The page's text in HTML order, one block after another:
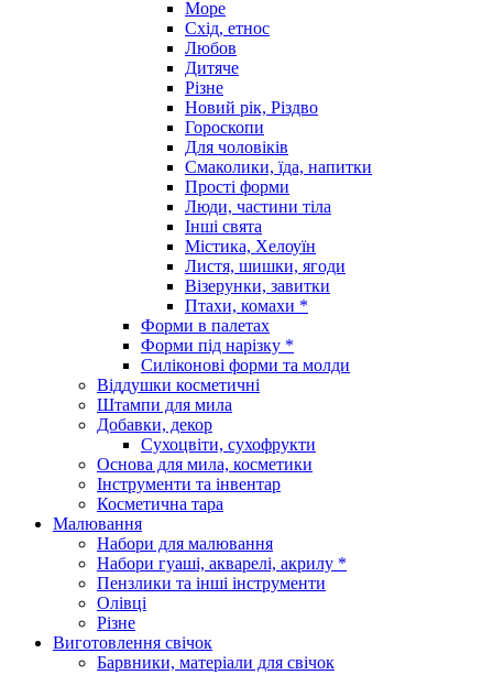
Море
Схід, етнос
Любов
Дитяче
Різне
Новий рік, Різдво
Гороскопи
Для чоловіків
Смаколики, їда, напитки
Прості форми
Люди, частини тіла
Інші свята
Містика, Хелоуїн
Листя, шишки, ягоди
Візерунки, завитки
Птахи, комахи *
Форми в палетах
Форми під нарізку *
Силіконові форми та молди
Віддушки косметичні
Штампи для мила
Добавки, декор
Сухоцвіти, сухофрукти
Основа для мила, косметики
Інструменти та інвентар
Косметична тара
Малювання
Набори для малювання
Набори гуаші, акварелі, акрилу *
Пензлики та інші інструменти
Олівці
Різне
Виготовлення свічок
Барвники, матеріали для свічок